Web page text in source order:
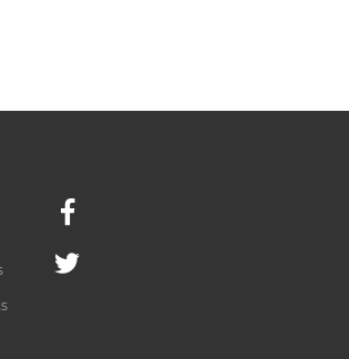
Facebook
Twitter